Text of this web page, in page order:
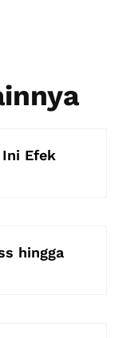
Efek
hingga